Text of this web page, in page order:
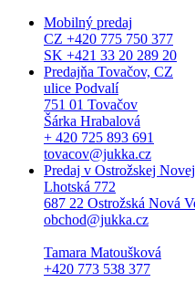
Mobilný predaj
CZ +420 775 750 377
SK +421 33 20 289 20
Predajňa Tovačov, CZ
ulice Podvalí
751 01 Tovačov
Šárka Hrabalová
+ 420 725 893 691
tovacov@jukka.cz
Predaj v Ostrožskej
Lhotská 772
687 22 Ostrožská Nová
obchod@jukka.cz
Tamara Matoušková
+420 773 538 377